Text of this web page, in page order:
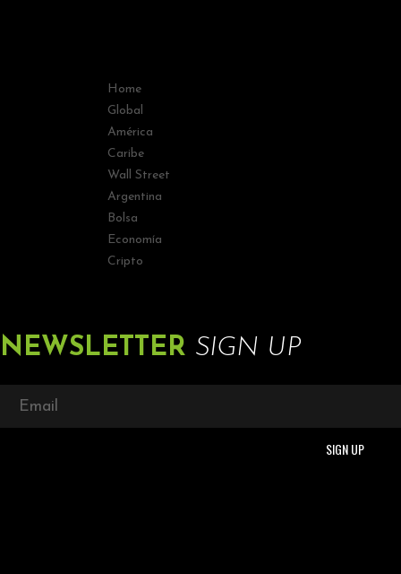
Home
Global
América
Caribe
Wall Street
Argentina
Bolsa
Economía
Cripto
NEWSLETTER SIGN UP